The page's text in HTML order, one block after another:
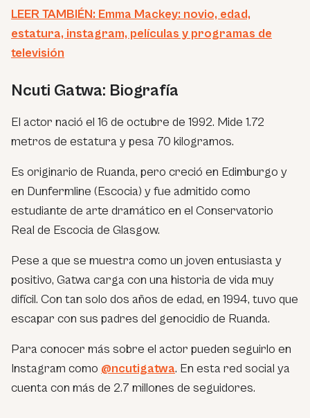
LEER TAMBIÉN: Emma Mackey: novio, edad,
estatura, instagram, películas y programas de
televisión
Ncuti Gatwa: Biografía
El actor nació el 16 de octubre de 1992. Mide 1.72
metros de estatura y pesa 70 kilogramos.
Es originario de Ruanda, pero creció en Edimburgo y
en Dunfermline (Escocia) y fue admitido como
estudiante de arte dramático en el Conservatorio
Real de Escocia de Glasgow.
Pese a que se muestra como un joven entusiasta y
positivo, Gatwa carga con una historia de vida muy
difícil. Con tan solo dos años de edad, en 1994, tuvo que
escapar con sus padres del genocidio de Ruanda.
Para conocer más sobre el actor pueden seguirlo en
Instagram como @ncutigatwa. En esta red social ya
cuenta con más de 2.7 millones de seguidores.